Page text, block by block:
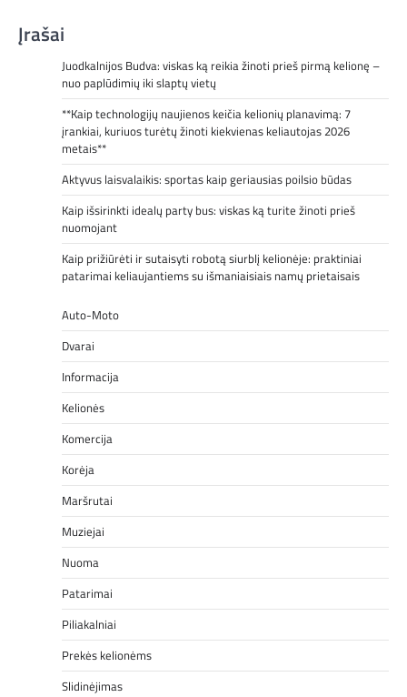
Įrašai
Juodkalnijos Budva: viskas ką reikia žinoti prieš pirmą kelionę –
nuo paplūdimių iki slaptų vietų
**Kaip technologijų naujienos keičia kelionių planavimą: 7
įrankiai, kuriuos turėtų žinoti kiekvienas keliautojas 2026
metais**
Aktyvus laisvalaikis: sportas kaip geriausias poilsio būdas
Kaip išsirinkti idealų party bus: viskas ką turite žinoti prieš
nuomojant
Kaip prižiūrėti ir sutaisyti robotą siurblį kelionėje: praktiniai
patarimai keliaujantiems su išmaniaisiais namų prietaisais
Auto-Moto
Dvarai
Informacija
Kelionės
Komercija
Korėja
Maršrutai
Muziejai
Nuoma
Patarimai
Piliakalniai
Prekės kelionėms
Slidinėjimas